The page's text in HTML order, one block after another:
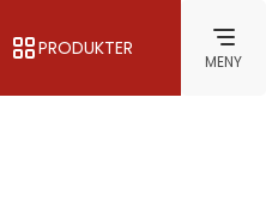
PRODUKTER
MENY